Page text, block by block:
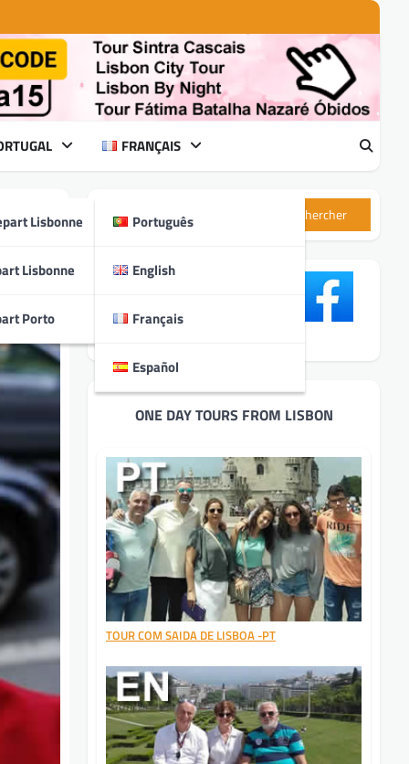
Lisbonne
Lisbonne
Porto
FRANÇAIS
Português
English
Français
Español
Rechercher
ONE DAY TOURS FROM LISBON
TOUR COM SAIDA DE LISBOA -PT